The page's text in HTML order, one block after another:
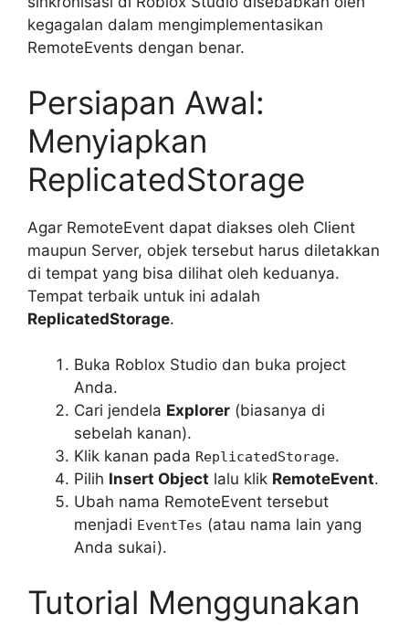
kegagalan dalam mengimplementasikan
RemoteEvents dengan benar.
Persiapan Awal:
Menyiapkan
ReplicatedStorage
Agar RemoteEvent dapat diakses oleh Client
maupun Server, objek tersebut harus diletakkan
di tempat yang bisa dilihat oleh keduanya.
Tempat terbaik untuk ini adalah
ReplicatedStorage.
Buka Roblox Studio dan buka project
Anda.
Cari jendela Explorer (biasanya di
sebelah kanan).
Klik kanan pada ReplicatedStorage.
Pilih Insert Object lalu klik RemoteEvent.
Ubah nama RemoteEvent tersebut
menjadi EventTes (atau nama lain yang
Anda sukai).
Tutorial Menggunakan